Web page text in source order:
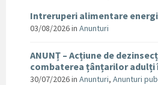
Intreruperi alimentare
03/08/2026in Anunturi
ANUNȚ – Acțiune de
combaterea țânțarilor adulți
30/07/2026in Anunturi, Anunturi